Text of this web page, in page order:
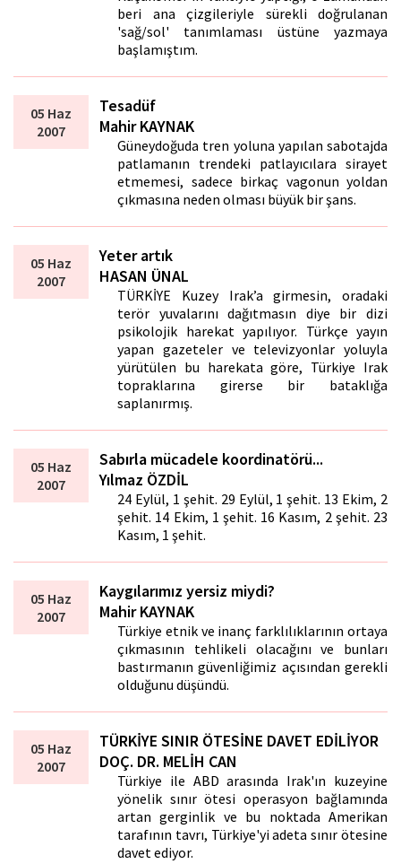
beri ana çizgileriyle sürekli doğrulanan
'sağ/sol' tanımlaması üstüne yazmaya
başlamıştım.
05 Haz
2007
Tesadüf
Mahir KAYNAK
Güneydoğuda tren yoluna yapılan sabotajda
patlamanın trendeki patlayıcılara sirayet
etmemesi, sadece birkaç vagonun yoldan
çıkmasına neden olması büyük bir şans.
05 Haz
2007
Yeter artık
HASAN ÜNAL
TÜRKİYE Kuzey Irak’a girmesin, oradaki
terör yuvalarını dağıtmasın diye bir dizi
psikolojik harekat yapılıyor. Türkçe yayın
yapan gazeteler ve televizyonlar yoluyla
yürütülen bu harekata göre, Türkiye Irak
topraklarına girerse bir bataklığa
saplanırmış.
05 Haz
2007
Sabırla mücadele koordinatörü...
Yılmaz ÖZDİL
24 Eylül, 1 şehit. 29 Eylül, 1 şehit. 13 Ekim, 2
şehit. 14 Ekim, 1 şehit. 16 Kasım, 2 şehit. 23
Kasım, 1 şehit.
05 Haz
2007
Kaygılarımız yersiz miydi?
Mahir KAYNAK
Türkiye etnik ve inanç farklılıklarının ortaya
çıkmasının tehlikeli olacağını ve bunları
bastırmanın güvenliğimiz açısından gerekli
olduğunu düşündü.
05 Haz
2007
TÜRKİYE SINIR ÖTESİNE DAVET EDİLİYOR
DOÇ. DR. MELİH CAN
Türkiye ile ABD arasında Irak'ın kuzeyine
yönelik sınır ötesi operasyon bağlamında
artan gerginlik ve bu noktada Amerikan
tarafının tavrı, Türkiye'yi adeta sınır ötesine
davet ediyor.